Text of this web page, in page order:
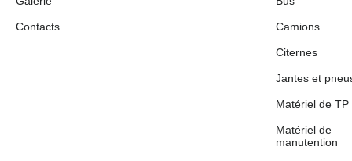
Contacts Camions
Citernes
Jantes et
Matériel de TP
Matériel de
manutention